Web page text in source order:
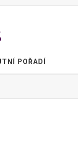
POŘADÍ